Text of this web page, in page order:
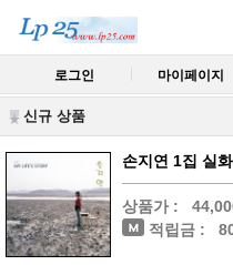
로그인 마이페이지
신규 상품
손지연 1집 실
상품가 :
적립금 :